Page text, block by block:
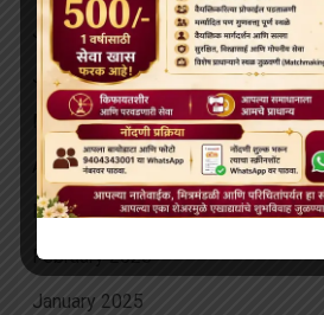
July 2025
June 2025
May 2025
April 2025
March 2025
February 2025
January 2025